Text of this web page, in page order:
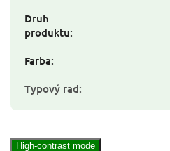
Druh
produktu:
Farba:
Typový rad:
High-contrast mode